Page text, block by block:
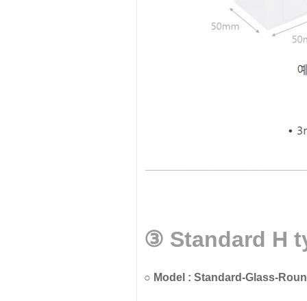
③ Standard H
○ Model : Standard-Glass-